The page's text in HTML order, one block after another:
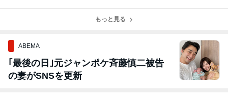
戸篇＞』
もっと見る
ABEMA
｢最後の日｣元ジャンポケ斉藤慎二被告
の妻がSNSを更新